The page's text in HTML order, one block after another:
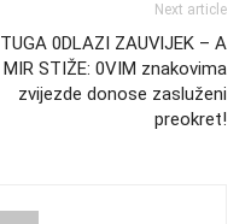
Next article
TUGA 0DLAZI ZAUVlJEK – A
MIR STIŽE: 0VIM znakovima
zvijezde donose zasluženi
preokret!